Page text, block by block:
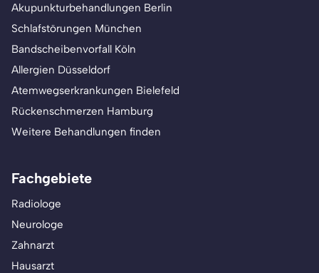
Akupunkturbehandlungen Berlin
Schlafstörungen München
Bandscheibenvorfall Köln
Allergien Düsseldorf
Atemwegserkrankungen Bielefeld
Rückenschmerzen Hamburg
Weitere Behandlungen finden
Fachgebiete
Radiologe
Neurologe
Zahnarzt
Hausarzt